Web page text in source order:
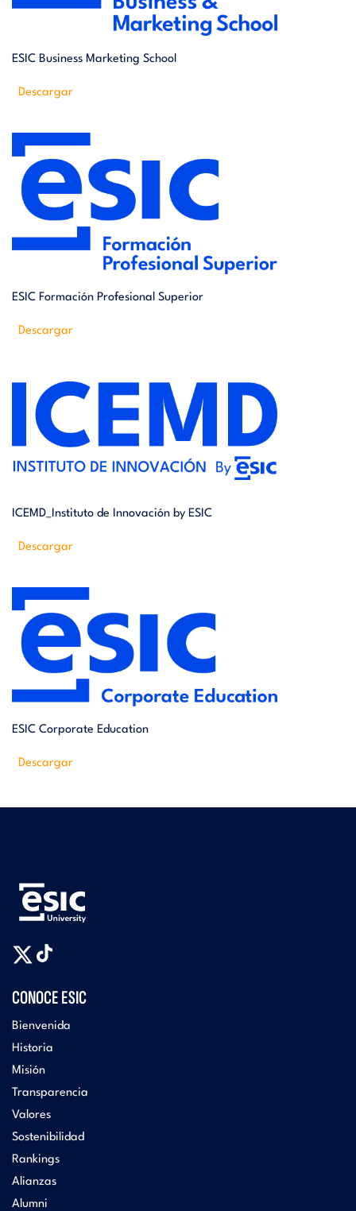
ESIC Business Marketing School
Descargar
ESIC Formación Profesional Superior
Descargar
ICEMD_Instituto de Innovación by ESIC
Descargar
ESIC Corporate Education
Descargar
CONOCE ESIC
Bienvenida
Historia
Misión
Transparencia
Valores
Sostenibilidad
Rankings
Alianzas
Alumni